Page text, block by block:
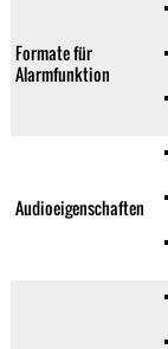
Formate für
Alarmfunktion
Audioeigenschaften